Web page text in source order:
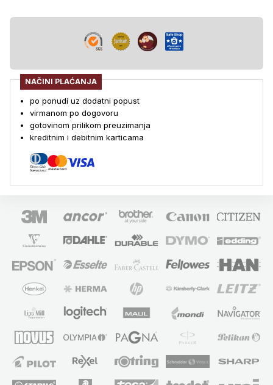
NAČINI PLAĆANJA
po ponudi uz dodatni popust
virmanom po dogovoru
gotovinom prilikom preuzimanja
kreditnim i debitnim karticama